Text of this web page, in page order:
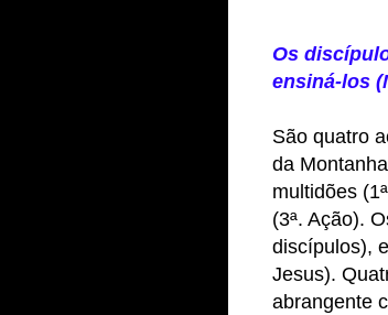
Os
ensiná-los
São quatro
da
multidões
(3ª. Ação).
discípulos),
Jesus).
abrangente